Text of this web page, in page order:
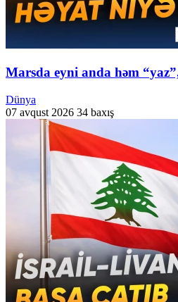
Marsda eyni anda həm
Dünya
07 avqust 2026 34 baxış